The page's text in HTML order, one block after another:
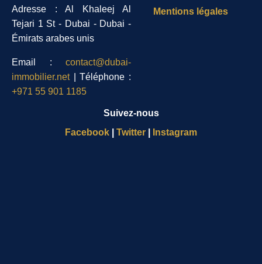
Adresse : Al Khaleej Al
Tejari 1 St - Dubai - Dubai -
Émirats arabes unis
Email : contact@dubai-
immobilier.net| Téléphone :
+971 55 901 1185
Mentions légales
Suivez-nous
Facebook
Twitter Instagram